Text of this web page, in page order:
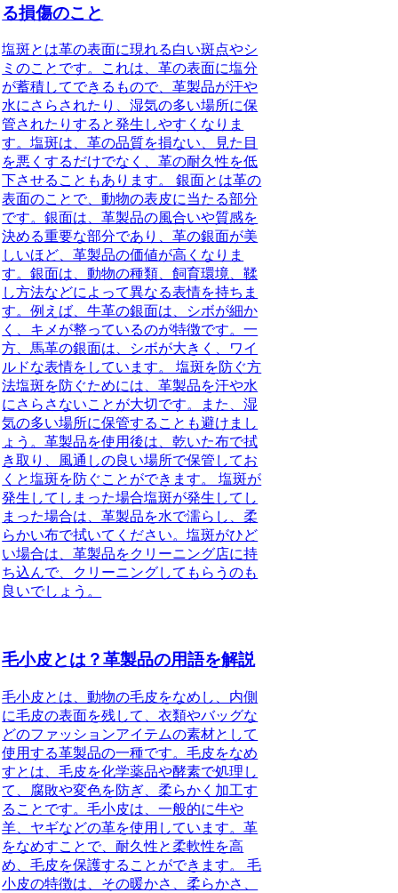
る損傷のこと
塩斑とは革の表面に現れる白い斑点やシ
ミのことです。これは、革の表面に塩分
が蓄積してできるもので、革製品が汗や
水にさらされたり、湿気の多い場所に保
管されたりすると発生しやすくなりま
す。塩斑は、革の品質を損ない、見た目
を悪くするだけでなく、革の耐久性を低
下させることもあります。 銀面とは革の
表面のことで、動物の表皮に当たる部分
です。銀面は、革製品の風合いや質感を
決める重要な部分であり、革の銀面が美
しいほど、革製品の価値が高くなりま
す。銀面は、動物の種類、飼育環境、鞣
し方法などによって異なる表情を持ちま
す。例えば、牛革の銀面は、シボが細か
く、キメが整っているのが特徴です。一
方、馬革の銀面は、シボが大きく、ワイ
ルドな表情をしています。 塩斑を防ぐ方
法塩斑を防ぐためには、革製品を汗や水
にさらさないことが大切です。また、湿
気の多い場所に保管することも避けまし
ょう。革製品を使用後は、乾いた布で拭
き取り、風通しの良い場所で保管してお
くと塩斑を防ぐことができます。 塩斑が
発生してしまった場合塩斑が発生してし
まった場合は、革製品を水で濡らし、柔
らかい布で拭いてください。塩斑がひど
い場合は、革製品をクリーニング店に持
ち込んで、クリーニングしてもらうのも
良いでしょう。
毛小皮とは？革製品の用語を解説
毛小皮とは、動物の毛皮をなめし、内側
に毛皮の表面を残して、衣類やバッグな
どのファッションアイテムの素材として
使用する革製品の一種です。毛皮をなめ
すとは、毛皮を化学薬品や酵素で処理し
て、腐敗や変色を防ぎ、柔らかく加工す
ることです。毛小皮は、一般的に牛や
羊、ヤギなどの革を使用しています。革
をなめすことで、耐久性と柔軟性を高
め、毛皮を保護することができます。 毛
小皮の特徴は、その暖かさ、柔らかさ、